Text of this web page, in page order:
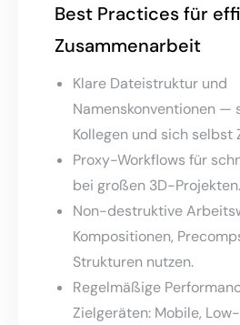
Best Practices für
Zusammenarbeit
Klare Dateistruktur und
Namenskonventionen —
Kollegen und sich selbst
Proxy-Workflows für
bei großen 3D-Projekten.
Non-destruktive
Kompositionen,
Strukturen nutzen.
Regelmäßige
Zielgeräten: Mobile,